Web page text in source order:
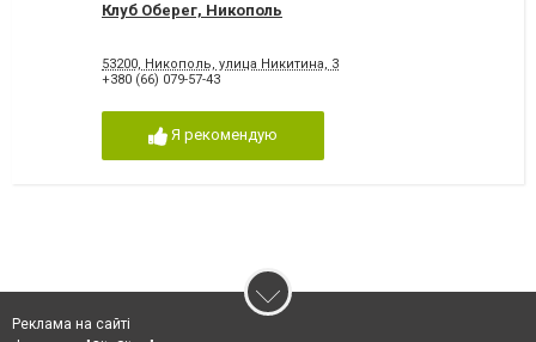
Клуб Оберег, Никополь
53200, Никополь, улица Никитина, 3
+380 (66) 079-57-43
Я рекомендую
Реклама на сайті